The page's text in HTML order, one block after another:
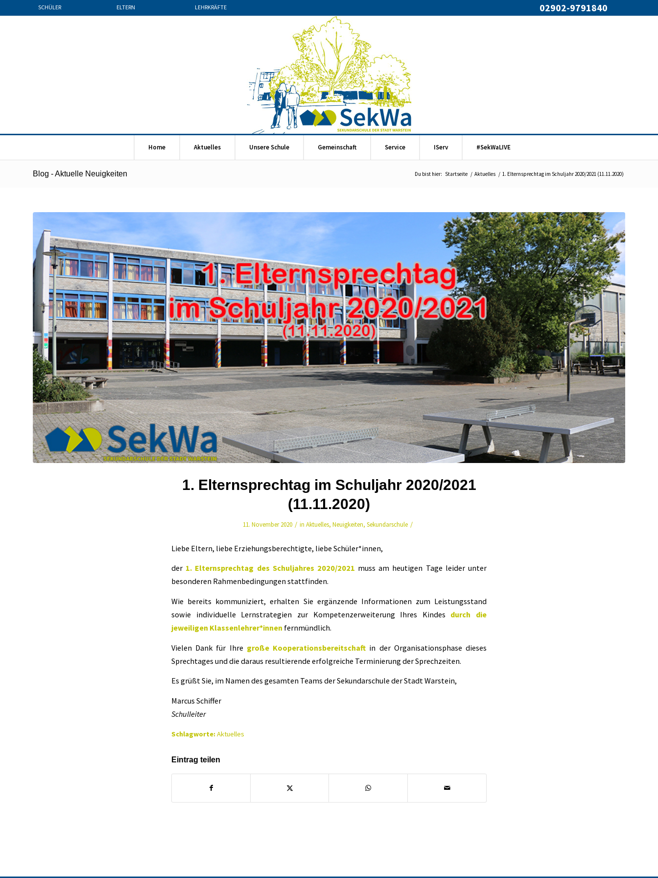
SCHÜLER ELTERN LEHRKRÄFTE 02902-9791840
Home Aktuelles Unsere Schule Gemeinschaft Service IServ #SekWaLIVE
Blog - Aktuelle Neuigkeiten Du bist hier: Startseite / Aktuelles / 1. Elternsprechtag im Schuljahr 2020/2021 (11.11.2020)
1. Elternsprechtag im Schuljahr 2020/2021
(11.11.2020)
11. November 2020 / in Aktuelles, Neuigkeiten, Sekundarschule /
Liebe Eltern, liebe Erziehungsberechtigte, liebe Schüler*innen,
der 1. Elternsprechtag des Schuljahres 2020/2021 muss am heutigen Tage leider unter
besonderen Rahmenbedingungen stattfinden.
Wie bereits kommuniziert, erhalten Sie ergänzende Informationen zum Leistungsstand
sowie individuelle Lernstrategien zur Kompetenzerweiterung Ihres Kindes durch die
jeweiligen Klassenlehrer*innen fernmündlich.
Vielen Dank für Ihre große Kooperationsbereitschaft in der Organisationsphase dieses
Sprechtages und die daraus resultierende erfolgreiche Terminierung der Sprechzeiten.
Es grüßt Sie, im Namen des gesamten Teams der Sekundarschule der Stadt Warstein,
Marcus Schiffer
Schulleiter
Schlagworte:Aktuelles
Eintrag teilen